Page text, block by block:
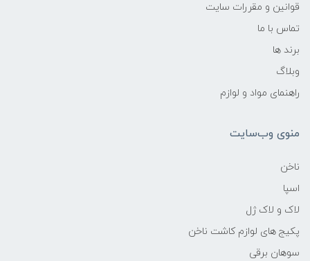
قوانین و مقررات سایت
تماس با ما
برند ها
وبلاگ
راهنمای مواد و لوازم
منوی وب‌سایت
ناخن
اسپا
لاک و لاک ژل
پکیج های لوازم کاشت ناخن
سوهان برقی